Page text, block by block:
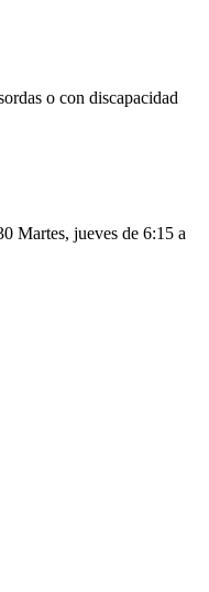
o con discapacidad
Martes, jueves de 6:15 a